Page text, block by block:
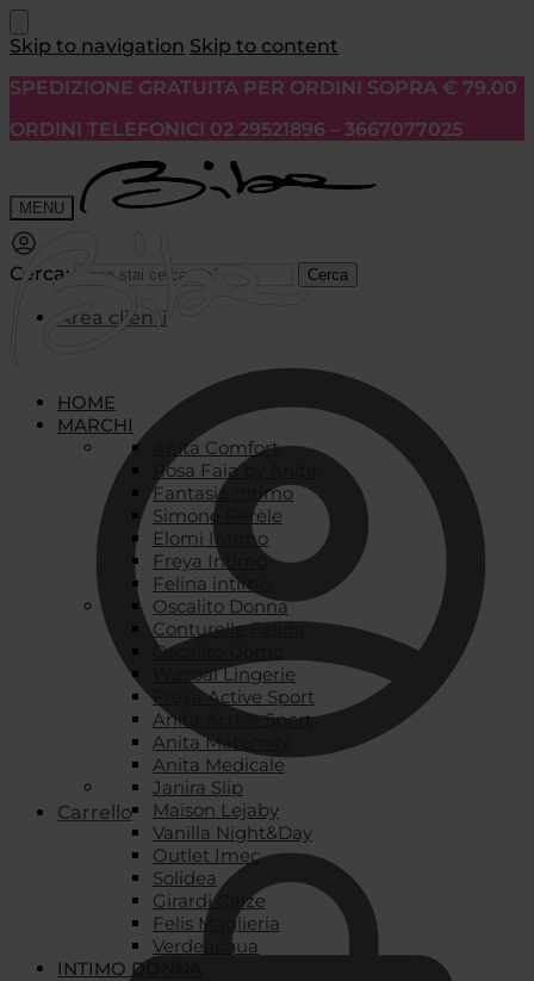
Skip to navigation Skip to content
SPEDIZIONE GRATUITA PER ORDINI SOPRA € 79.00
ORDINI TELEFONICI 02 29521896 – 3667077025
MENU
Cerca: Cerca
Area clienti
Carrello
HOME
MARCHI
Anita Comfort
Rosa Faia by Anita
Fantasie Intimo
Simone Pérèle
Elomi Intimo
Freya Intimo
Felina intimo
Oscalito Donna
Conturelle Felina
Oscalito Uomo
Wacoal Lingerie
Freya Active Sport
Anita Active Sport
Anita Maternity
Anita Medicale
Janira Slip
Maison Lejaby
Vanilla Night&Day
Outlet Imec
Solidea
Girardi Calze
Felis Maglieria
Verdeacqua
INTIMO DONNA